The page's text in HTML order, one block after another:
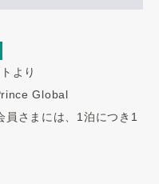
より
Global
さまには、1泊につき1